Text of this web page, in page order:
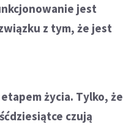
jest
z tym, że jest
życia. Tylko, że
czują